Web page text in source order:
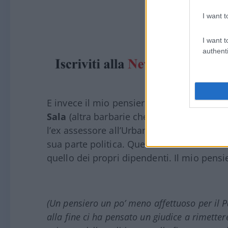
I want
I want
E invece il mio pensierino è per
Sala (altra barbarie che siano state rese
l’ex assessore all’Urbanistica. Quello
sua parte politica. Quello che ha subito
quello dei propri dipendenti. Il mio
(Un pensiero un po’ meno affettuoso per il
alla fine ci ha pensato un giudice a